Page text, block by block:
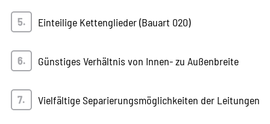
Einteilige Kettenglieder (Bauart 020)
Günstiges Verhältnis von Innen- zu Außenbreite
Vielfältige Separierungsmöglichkeiten der Leitungen